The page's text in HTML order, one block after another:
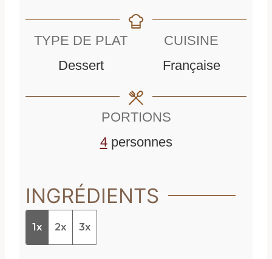
n
e
TYPE DE PLAT
Dessert
CUISINE
Française
PORTIONS
4 personnes
INGRÉDIENTS
1x 2x 3x